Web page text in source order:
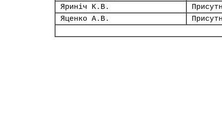
Яриніч К.В.
Яценко А.В.